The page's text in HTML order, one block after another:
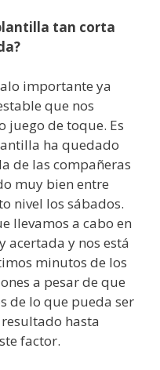
tan corta
importante ya
que nos
juego de toque. Es
ha quedado
de las compañeras
muy bien entre
nivel los sábados.
llevamos a cabo en
acertada y nos está
minutos de los
a pesar de que
de lo que pueda ser
hasta
factor.